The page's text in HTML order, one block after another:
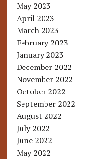
May 2023
April 2023
March 2023
February 2023
January 2023
December 2022
November 2022
October 2022
September 2022
August 2022
July 2022
June 2022
May 2022